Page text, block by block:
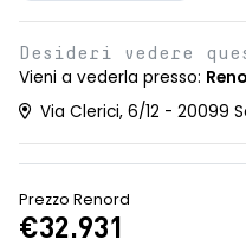
Desideri vedere
Vieni a vederla presso:
Via Clerici, 6/12 - 20099
Prezzo Renord
€32.931